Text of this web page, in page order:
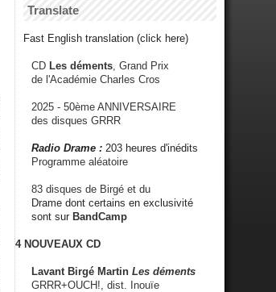
Translate
Fast English translation (click here)
CD Les déments , Grand Prix
de l'Académie Charles Cros
2025 - 50ème ANNIVERSAIRE
des disques GRRR
Radio Drame : 203 heures d'inédits
Programme aléatoire
83 disques de Birgé et du
Drame dont certains en exclusivité
sont sur BandCamp
4 NOUVEAUX CD
Lavant Birgé Martin Les déments
GRRR+OUCH!, dist. Inouïe